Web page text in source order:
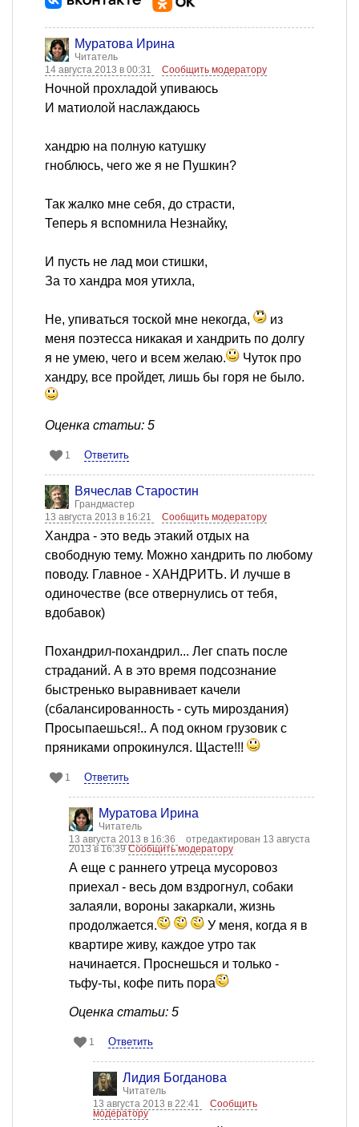
Муратова Ирина
Читатель
14 августа 2013 в 00:31
Сообщить модератору
Ночной прохладой упиваюсь
И матиолой наслаждаюсь
хандрю на полную катушку
гноблюсь, чего же я не Пушкин?
Так жалко мне себя, до страсти,
Теперь я вспомнила Незнайку,
И пусть не лад мои стишки,
За то хандра моя утихла,
Не, упиваться тоской мне некогда,
из
меня поэтесса никакая и хандрить по долгу
я не умею, чего и всем желаю.
Чуток про
хандру, все пройдет, лишь бы горя не было.
Оценка статьи: 5
1 Ответить
Вячеслав Старостин
Грандмастер
13 августа 2013 в 16:21
Сообщить модератору
Хандра - это ведь этакий отдых на
свободную тему. Можно хандрить по любому
поводу. Главное - ХАНДРИТЬ. И лучше в
одиночестве (все отвернулись от тебя,
вдобавок)
Похандрил-похандрил... Лег спать после
страданий. А в это время подсознание
быстренько выравнивает качели
(сбалансированность - суть мироздания)
Просыпаешься!.. А под окном грузовик с
пряниками опрокинулся. Щасте!!!
1 Ответить
Муратова Ирина
Читатель
13 августа 2013 в 16:36
отредактирован 13 августа
2013 в 16:39Сообщить модератору
А еще с раннего утреца мусоровоз
приехал - весь дом вздрогнул, собаки
залаяли, вороны закаркали, жизнь
продолжается.
У меня, когда я в
квартире живу, каждое утро так
начинается. Проснешься и только -
тьфу-ты, кофе пить пора
Оценка статьи: 5
1 Ответить
Лидия Богданова
Читатель
13 августа 2013 в 22:41
Сообщить
модератору